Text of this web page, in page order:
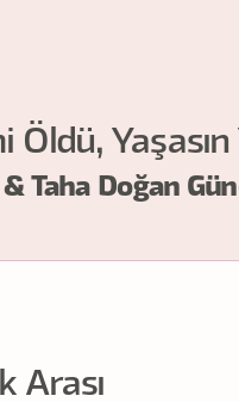
Öldü,
Taha Doğan
Arası